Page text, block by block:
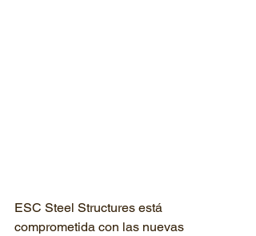
ESC Steel Structures está
comprometida con las nuevas